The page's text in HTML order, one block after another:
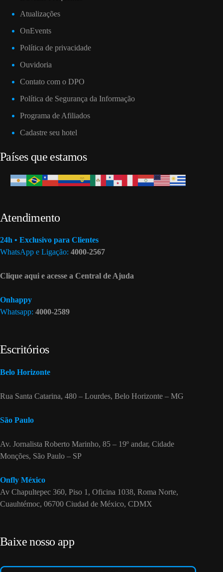
Atualizações
OnEvents
Política de privacidade
Ouvidoria
Contato com o DPO
Política de Segurança da Informação
Programa de Afiliados
Cadastre seu hotel
Países que estamos
Atendimento
24h • Exclusivo para Clientes
WhatsApp e Ligação: 4000-2567
Clique aqui e acesse a Central de Ajuda
Onhappy
Whatsapp: 4000-2589
Escritórios
Belo Horizonte
Rua Santa Catarina, 480 – Lourdes, Belo Horizonte – MG
São Paulo
Av. Jornalista Roberto Marinho, 85 – 19º andar, Cidade
Monções, São Paulo – SP
Onfly México
Av Chapultepec 360, Piso 1, Oficina 1038, Roma Norte,
Cuauhtémoc, 06700 Ciudad de México, CDMX
Baixe nosso app